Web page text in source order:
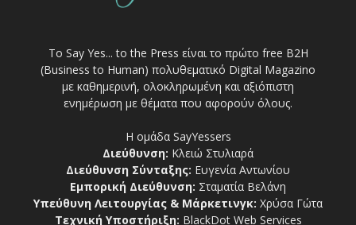
Το Say Yes... to the Press είναι το πρώτο free Β2Η
(Business to Human) πολυθεματικό Digital Magazino
με καθημερινή, ολοκληρωμένη και αξιόπιστη
ενημέρωση με θέματα που αφορούν όλους.
Η ομάδα SayYessers
Διεύθυνση: Κλειώ Στυλιαρά
Διεύθυνση Σύνταξης: Ευγενία Αντωνίου
Εμπορική Διεύθυνση: Σταματία Βελάνη
Υπεύθυνη Λειτουργίας & Μάρκετινγκ: Χρύσα Γώτα
Τεχνική Υποστήριξη: BlackDot Web Services